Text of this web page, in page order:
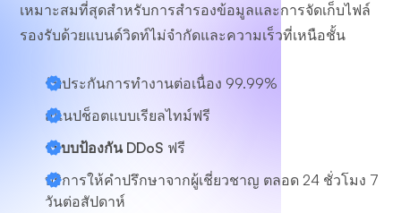
เหมาะสมที่สุดสำหรับการสำรองข้อมูลและการจัดเก็บไฟล์
รองรับด้วยแบนด์วิดท์ไม่จำกัดและความเร็วที่เหนือชั้น
รับประกันการทำงานต่อเนื่อง 99.99%
สแนปช็อตแบบเรียลไทม์ฟรี
ระบบป้องกัน DDoS ฟรี
บริการให้คำปรึกษาจากผู้เชี่ยวชาญ ตลอด 24 ชั่วโมง 7
วันต่อสัปดาห์